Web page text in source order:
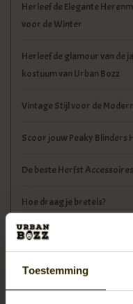
Toestemming
Herleef de Elegante
voor de Winter
Herleef de glamour van de
kostuum van Urban Bozz
Vintage Stijl voor de
Scoor jouw Peaky Blinders
De beste Herfst
Hoe draag je bretels?
Tags